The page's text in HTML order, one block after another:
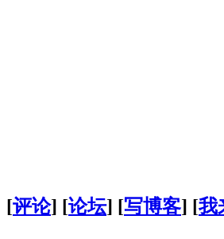
[评论] [论坛] [写博客] [我